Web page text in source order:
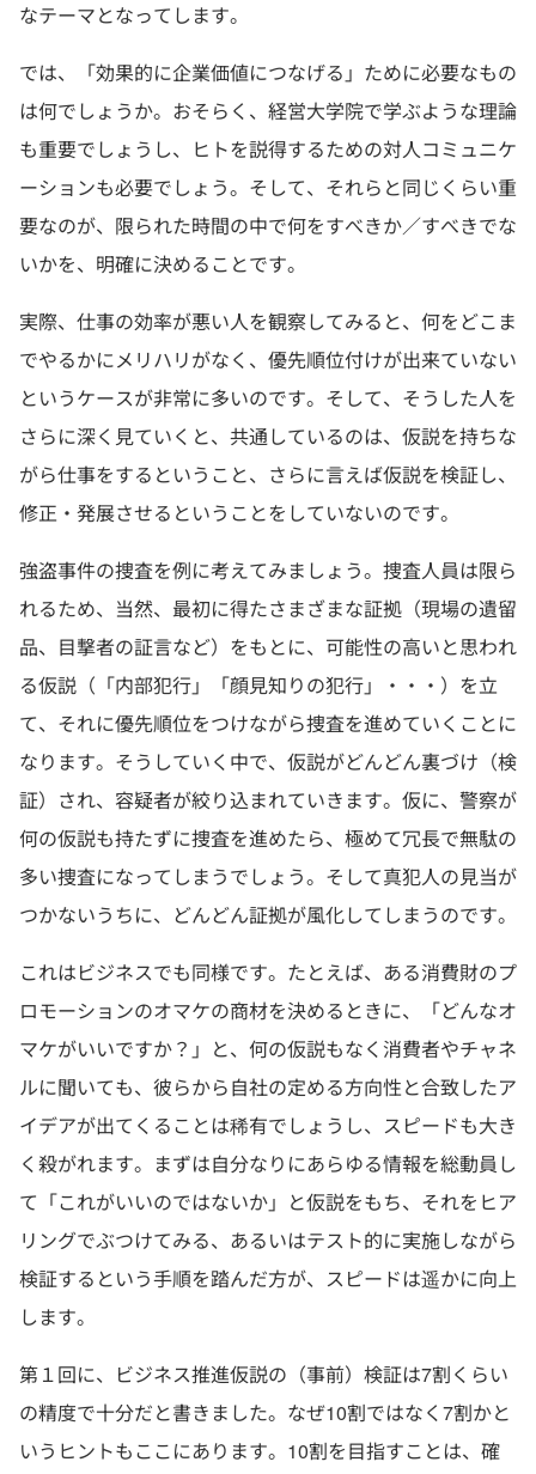
なテーマとなってします。
では、「効果的に企業価値につなげる」ために必要なもの
は何でしょうか。おそらく、経営大学院で学ぶような理論
も重要でしょうし、ヒトを説得するための対人コミュニケ
ーションも必要でしょう。そして、それらと同じくらい重
要なのが、限られた時間の中で何をすべきか／すべきでな
いかを、明確に決めることです。
実際、仕事の効率が悪い人を観察してみると、何をどこま
でやるかにメリハリがなく、優先順位付けが出来ていない
というケースが非常に多いのです。そして、そうした人を
さらに深く見ていくと、共通しているのは、仮説を持ちな
がら仕事をするということ、さらに言えば仮説を検証し、
修正・発展させるということをしていないのです。
強盗事件の捜査を例に考えてみましょう。捜査人員は限ら
れるため、当然、最初に得たさまざまな証拠（現場の遺留
品、目撃者の証言など）をもとに、可能性の高いと思われ
る仮説（「内部犯行」「顔見知りの犯行」・・・）を立
て、それに優先順位をつけながら捜査を進めていくことに
なります。そうしていく中で、仮説がどんどん裏づけ（検
証）され、容疑者が絞り込まれていきます。仮に、警察が
何の仮説も持たずに捜査を進めたら、極めて冗長で無駄の
多い捜査になってしまうでしょう。そして真犯人の見当が
つかないうちに、どんどん証拠が風化してしまうのです。
これはビジネスでも同様です。たとえば、ある消費財のプ
ロモーションのオマケの商材を決めるときに、「どんなオ
マケがいいですか？」と、何の仮説もなく消費者やチャネ
ルに聞いても、彼らから自社の定める方向性と合致したア
イデアが出てくることは稀有でしょうし、スピードも大き
く殺がれます。まずは自分なりにあらゆる情報を総動員し
て「これがいいのではないか」と仮説をもち、それをヒア
リングでぶつけてみる、あるいはテスト的に実施しながら
検証するという手順を踏んだ方が、スピードは遥かに向上
します。
第１回に、ビジネス推進仮説の（事前）検証は7割くらい
の精度で十分だと書きました。なぜ10割ではなく7割かと
いうヒントもここにあります。10割を目指すことは、確